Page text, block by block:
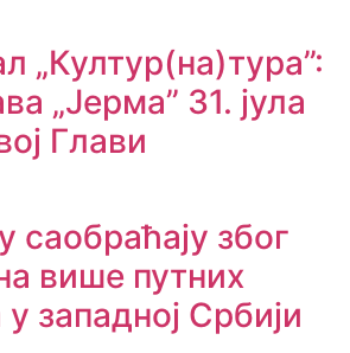
„Култур(на)тура”:
„Јерма” 31. јула
Глави
саобраћају због
више путних
западној Србији